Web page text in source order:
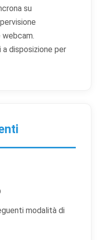
su
disposizione per
modalità di